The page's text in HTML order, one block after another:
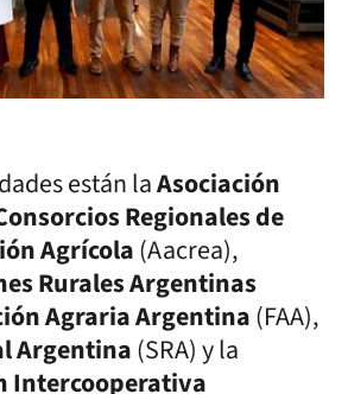
están laAsociación
Regionales de
Agrícola(Aacrea),
Rurales Argentinas
Agraria Argentina(FAA),
Argentina(SRA) y la
Intercooperativa